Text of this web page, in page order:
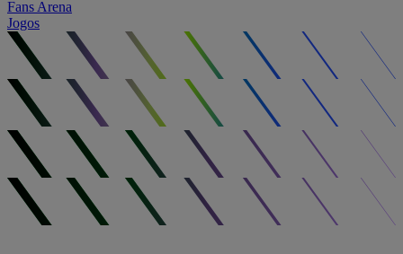
Fans Arena
Jogos